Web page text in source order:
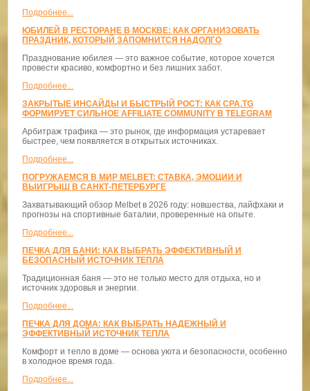
Подробнее...
ЮБИЛЕЙ В РЕСТОРАНЕ В МОСКВЕ: КАК ОРГАНИЗОВАТЬ
ПРАЗДНИК, КОТОРЫЙ ЗАПОМНИТСЯ НАДОЛГО
Празднование юбилея — это важное событие, которое хочется
провести красиво, комфортно и без лишних забот.
Подробнее...
ЗАКРЫТЫЕ ИНСАЙДЫ И БЫСТРЫЙ РОСТ: КАК CPA.TG
ФОРМИРУЕТ СИЛЬНОЕ AFFILIATE COMMUNITY В TELEGRAM
Арбитраж трафика — это рынок, где информация устаревает
быстрее, чем появляется в открытых источниках.
Подробнее...
ПОГРУЖАЕМСЯ В МИР MELBET: СТАВКА, ЭМОЦИИ И
ВЫИГРЫШ В САНКТ-ПЕТЕРБУРГЕ
Захватывающий обзор Melbet в 2026 году: новшества, лайфхаки и
прогнозы на спортивные баталии, проверенные на опыте.
Подробнее...
ПЕЧКА ДЛЯ БАНИ: КАК ВЫБРАТЬ ЭФФЕКТИВНЫЙ И
БЕЗОПАСНЫЙ ИСТОЧНИК ТЕПЛА
Традиционная баня — это не только место для отдыха, но и
источник здоровья и энергии.
Подробнее...
ПЕЧКА ДЛЯ ДОМА: КАК ВЫБРАТЬ НАДЕЖНЫЙ И
ЭФФЕКТИВНЫЙ ИСТОЧНИК ТЕПЛА
Комфорт и тепло в доме — основа уюта и безопасности, особенно
в холодное время года.
Подробнее...